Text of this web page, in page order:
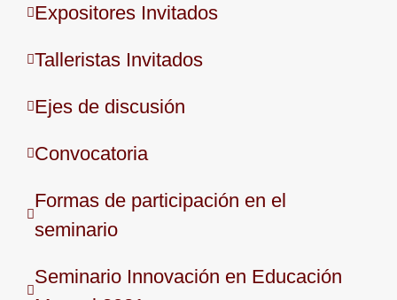
Expositores Invitados
Talleristas Invitados
Ejes de discusión
Convocatoria
Formas de participación en el
seminario
Seminario Innovación en Educación